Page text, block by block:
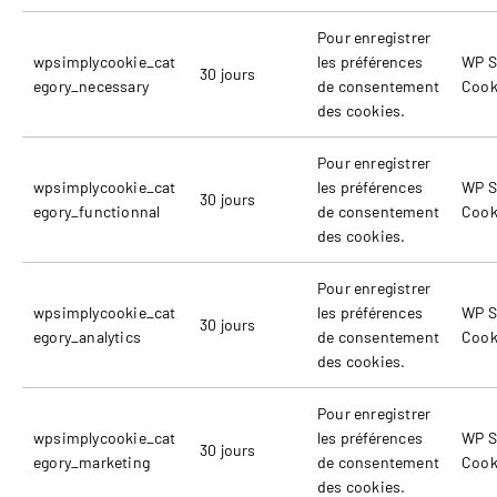
wpsimplycookie_cat
egory_necessary
30 jours
Pour enregistrer
les préférences
de consentement
des cookies.
WP
wpsimplycookie_cat
egory_functionnal
30 jours
Pour enregistrer
les préférences
de consentement
des cookies.
WP
wpsimplycookie_cat
egory_analytics
30 jours
Pour enregistrer
les préférences
de consentement
des cookies.
WP
wpsimplycookie_cat
egory_marketing
30 jours
Pour enregistrer
les préférences
de consentement
des cookies.
WP